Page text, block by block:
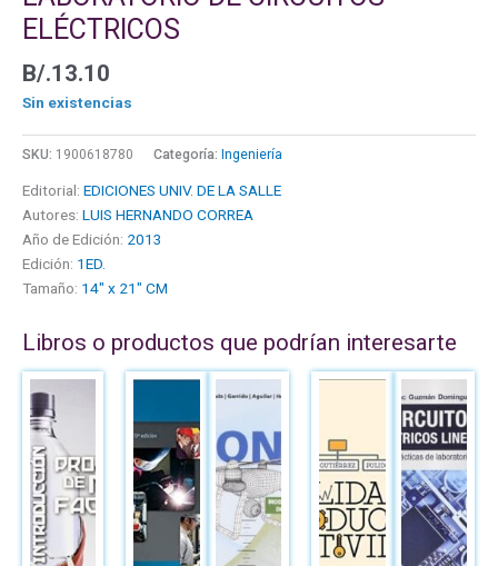
ELÉCTRICOS
B/.13.10
Sin existencias
SKU: 1900618780 Categoría: Ingeniería
Editorial: EDICIONES UNIV. DE LA SALLE
Autores: LUIS HERNANDO CORREA
Año de Edición: 2013
Edición: 1ED.
Tamaño: 14" x 21" CM
Libros o productos que podrían interesarte